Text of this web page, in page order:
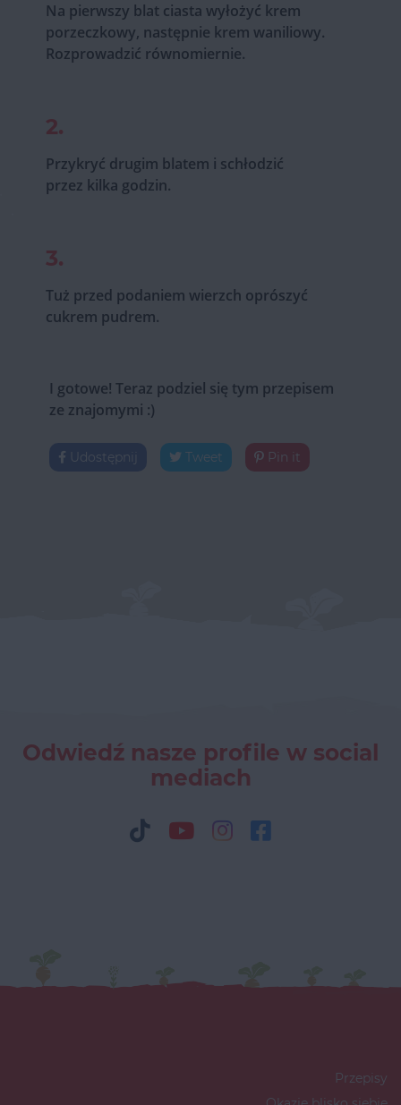
Na pierwszy blat ciasta wyłożyć krem
porzeczkowy, następnie krem waniliowy.
Rozprowadzić równomiernie.
2.
Przykryć drugim blatem i schłodzić
przez kilka godzin.
3.
Tuż przed podaniem wierzch oprószyć
cukrem pudrem.
I gotowe! Teraz podziel się tym przepisem
ze znajomymi :)
Udostępnij Tweet Pin it
Odwiedź nasze profile w social
mediach
Przepisy